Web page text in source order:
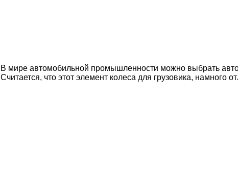
В мире автомобильной промышленности можно выбрать
Считается, что этот элемент колеса для грузовика, намного